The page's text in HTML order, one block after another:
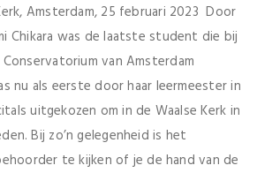
Amsterdam, 25 februari 2023 Door
Chikara was de laatste student die bij
van Amsterdam
nu als eerste door haar leermeester in
uitgekozen om in de Waalse Kerk in
Bij zo’n gelegenheid is het
te kijken of je de hand van de